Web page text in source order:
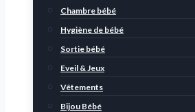
Chambre bébé
Hygiène de bébé
Sortie bébé
Eveil & Jeux
Vêtements
Bijou Bébé